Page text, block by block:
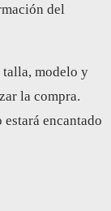
del
talla, modelo y
la compra.
encantado